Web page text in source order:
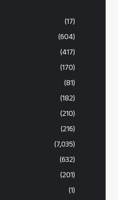
(17)
(604)
(417)
(170)
(81)
(182)
(210)
(216)
(7,035)
(632)
(201)
(1)